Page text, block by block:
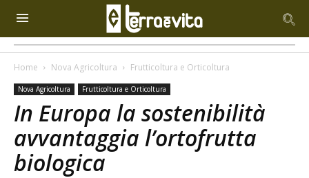
Home Nova Agricoltura Frutticoltura e Orticoltura
Nova Agricoltura Frutticoltura e Orticoltura
In Europa la sostenibilità
avvantaggia l’ortofrutta
biologica